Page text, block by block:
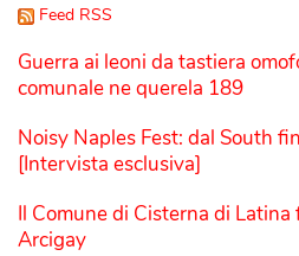
Feed RSS
Guerra ai leoni da tastiera
comunale ne querela 189
Noisy Naples Fest: dal South
[Intervista esclusiva]
Il Comune di Cisterna di
Arcigay